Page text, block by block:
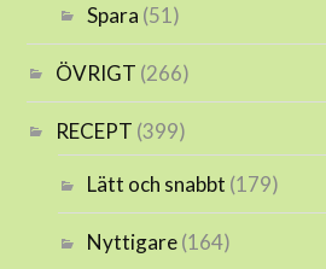
Spara (51)
ÖVRIGT (266)
RECEPT (399)
Lätt och snabbt (179)
Nyttigare(164)